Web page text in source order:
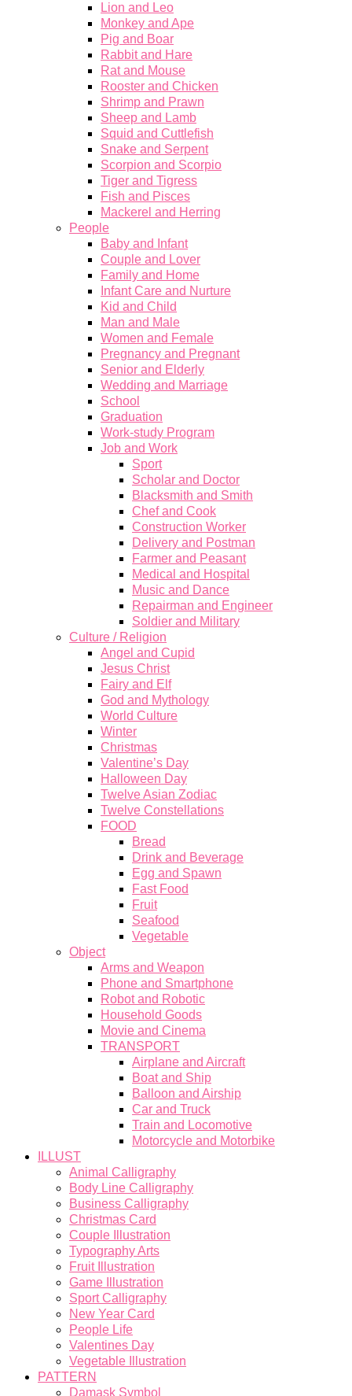
Lion and Leo
Monkey and Ape
Pig and Boar
Rabbit and Hare
Rat and Mouse
Rooster and Chicken
Shrimp and Prawn
Sheep and Lamb
Squid and Cuttlefish
Snake and Serpent
Scorpion and Scorpio
Tiger and Tigress
Fish and Pisces
Mackerel and Herring
People
Baby and Infant
Couple and Lover
Family and Home
Infant Care and Nurture
Kid and Child
Man and Male
Women and Female
Pregnancy and Pregnant
Senior and Elderly
Wedding and Marriage
School
Graduation
Work-study Program
Job and Work
Sport
Scholar and Doctor
Blacksmith and Smith
Chef and Cook
Construction Worker
Delivery and Postman
Farmer and Peasant
Medical and Hospital
Music and Dance
Repairman and Engineer
Soldier and Military
Culture / Religion
Angel and Cupid
Jesus Christ
Fairy and Elf
God and Mythology
World Culture
Winter
Christmas
Valentine’s Day
Halloween Day
Twelve Asian Zodiac
Twelve Constellations
FOOD
Bread
Drink and Beverage
Egg and Spawn
Fast Food
Fruit
Seafood
Vegetable
Object
Arms and Weapon
Phone and Smartphone
Robot and Robotic
Household Goods
Movie and Cinema
TRANSPORT
Airplane and Aircraft
Boat and Ship
Balloon and Airship
Car and Truck
Train and Locomotive
Motorcycle and Motorbike
ILLUST
Animal Calligraphy
Body Line Calligraphy
Business Calligraphy
Christmas Card
Couple Illustration
Typography Arts
Fruit Illustration
Game Illustration
Sport Calligraphy
New Year Card
People Life
Valentines Day
Vegetable Illustration
PATTERN
Damask Symbol